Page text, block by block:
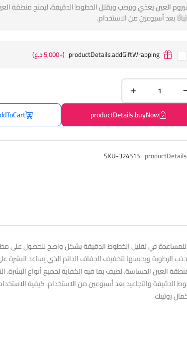
العين يغذي ويرطب ويقلل الخطوط الدقيقة، ليمنح منطقة
بعد أسبوعين من الاستخدام.
productDetails.addGiftWrapping (+5,000 د.ع)
productDetails.buyNow
SKU-324515
في تقليل الخطوط الدقيقة بشكل واضح للحصول على
ويحبسها لتخفيف الجفاف الدائم الذي يساعد البشرة
العين الحساسة. لطيف بما فيه الكفاية لجميع أنواع البشرة.
مصل العين الليلي جيت لاج، أظهرت بنسبة 100% تحسنًا كبيرًا في الخطوط الدقيقة والتجاعيد بعد أسبوعين من
روتينك